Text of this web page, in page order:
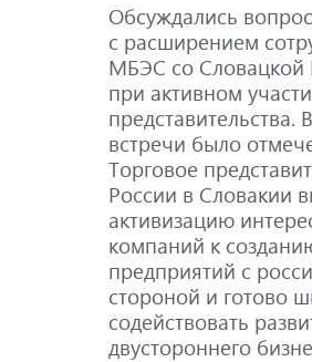
Обсуждались
с расширением
МБЭС со Словацкой
при активном
представительства.
встречи было
Торговое
России в Словакии
активизацию
компаний к
предприятий с
стороной и готово
содействовать
двустороннего